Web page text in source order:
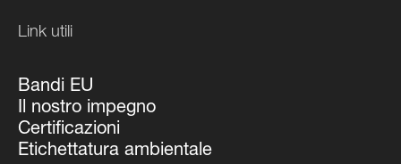
Link utili
Bandi EU
Il nostro impegno
Certificazioni
Etichettatura ambientale